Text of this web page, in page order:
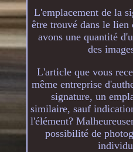
L'emplacement de la
être trouvé dans le lien
avons une quantité
des
L'article que vous
même entreprise
signature, un
similaire, sauf
l'élément?
possibilité de